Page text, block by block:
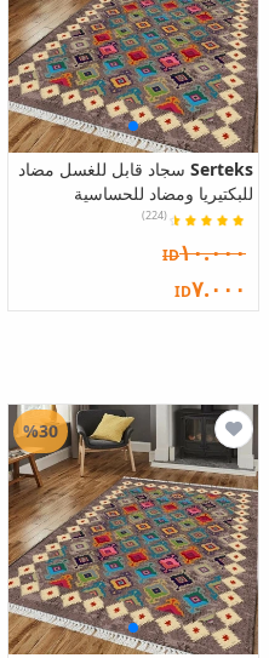
Serteks سجاد قابل للغسل مضاد
للبكتيريا ومضاد للحساسية
(224)
ID١٠.٠٠٠
ID٧.٠٠٠
%30